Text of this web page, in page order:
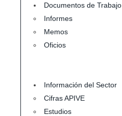
Documentos de Trabajo
Informes
Memos
Oficios
Información del Sector
Cifras APIVE
Estudios